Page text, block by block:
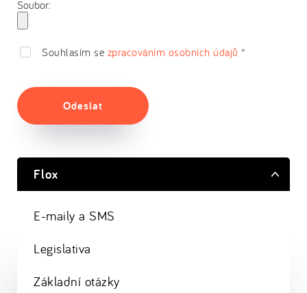
Soubor:
Souhlasím se zpracováním osobních údajů *
Odeslat
Flox
E-maily a SMS
Legislativa
Základní otázky